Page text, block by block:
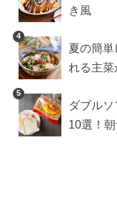
き風
4
夏の簡
れる主
5
ダブル
10選！